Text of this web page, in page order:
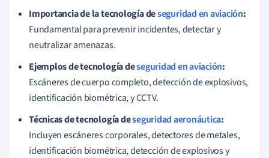
Importancia de la tecnología deseguridad en aviación:
Fundamental para prevenir incidentes, detectar y
neutralizar amenazas.
Ejemplos de tecnología deseguridad en aviación:
Escáneres de cuerpo completo, detección de explosivos,
identificación biométrica, y CCTV.
Técnicas de tecnología deseguridad aeronáutica:
Incluyen escáneres corporales, detectores de metales,
identificación biométrica, detección de explosivos y